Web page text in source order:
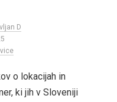
D
o lokacijah in
ki jih v Sloveniji